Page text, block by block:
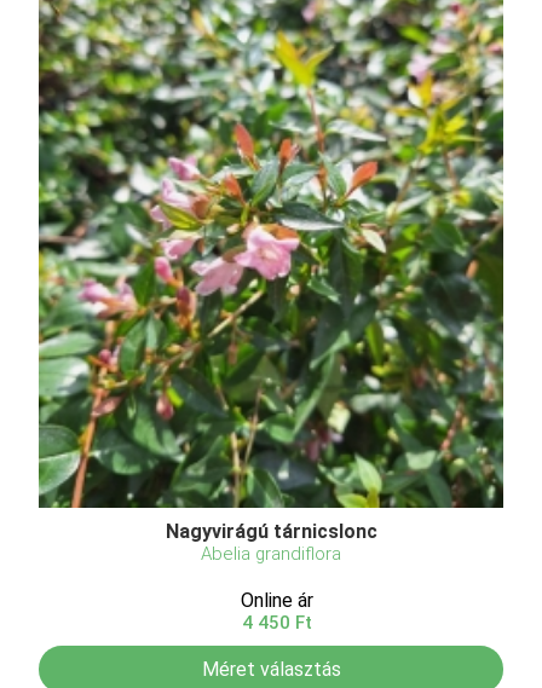
Nagyvirágú tárnicslonc
Abelia grandiflora
Online ár
4 450 Ft
Méret választás